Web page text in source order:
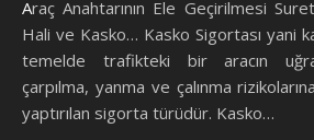
Araç Anahtarının Ele Geçirilmesi Suretiyle Aracın Çalınması
Hali ve Kasko… Kasko Sigortası yani
temelde trafikteki bir aracın
çarpılma, yanma ve çalınma
yaptırılan sigorta türüdür. Kasko…